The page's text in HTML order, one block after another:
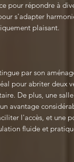
pour répondre à
s'adapter
plaisant.
par son
pour abriter deux
De plus, une salle
avantage
l'accès, et une
fluide et